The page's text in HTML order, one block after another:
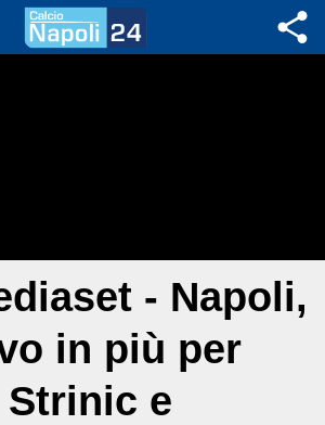
- Napoli,
in più per
e